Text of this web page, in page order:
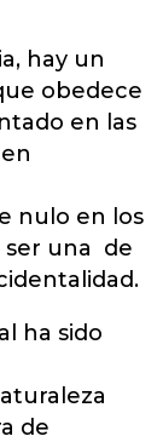
hay un
obedece
en las
nulo en los
ser una de
ha sido
de